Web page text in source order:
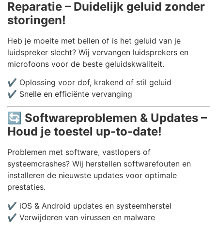
Reparatie – Duidelijk geluid zonder
storingen!
Heb je moeite met bellen of is het geluid van je
luidspreker slecht? Wij vervangen luidsprekers en
microfoons voor de beste geluidskwaliteit.
✔️ Oplossing voor dof, krakend of stil geluid
✔️ Snelle en efficiënte vervanging
🔄 Softwareproblemen & Updates –
Houd je toestel up-to-date!
Problemen met software, vastlopers of
systeemcrashes? Wij herstellen softwarefouten en
installeren de nieuwste updates voor optimale
prestaties.
✔️ iOS & Android updates en systeemherstel
✔️ Verwijderen van virussen en malware